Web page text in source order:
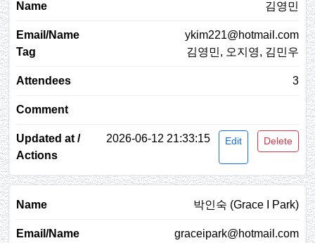
김영민
ykim221@hotmail.com
김영민, 오지영, 김민우
3
2026-06-12 21:33:15 Edit Delete
박인숙 (Grace I Park)
graceipark@hotmail.com